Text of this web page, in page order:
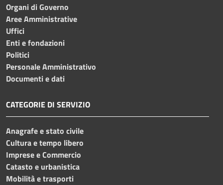
Organi di Governo
Aree Amministrative
Uffici
Enti e fondazioni
Politici
Personale Amministrativo
Documenti e dati
CATEGORIE DI SERVIZIO
Anagrafe e stato civile
Cultura e tempo libero
Imprese e Commercio
Catasto e urbanistica
Mobilità e trasporti